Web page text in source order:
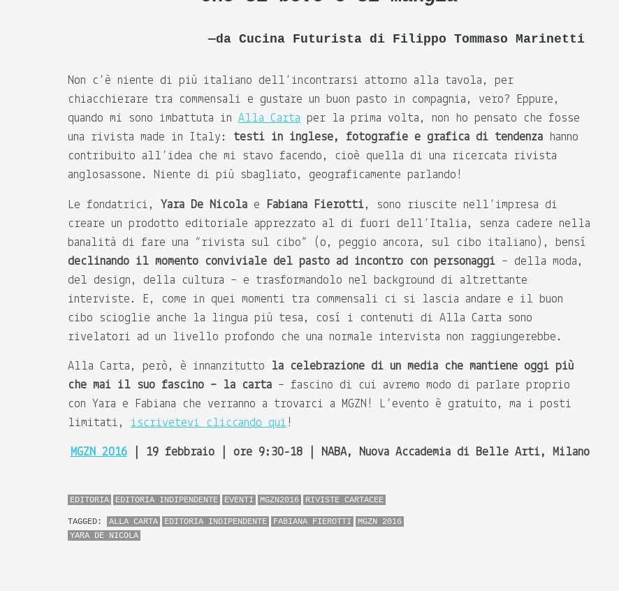
da Cucina Futurista di Filippo Tommaso Marinetti
Non c’è niente di più italiano dell’incontrarsi attorno alla tavola, per
chiacchierare tra commensali e gustare un buon pasto in compagnia, vero? Eppure,
quando mi sono imbattuta in Alla Carta per la prima volta, non ho pensato che fosse
una rivista made in Italy: testi in inglese, fotografie e grafica di tendenza hanno
contribuito all’idea che mi stavo facendo, cioè quella di una ricercata rivista
anglosassone. Niente di più sbagliato, geograficamente parlando!
Le fondatrici, Yara De Nicola e Fabiana Fierotti, sono riuscite nell’impresa di
creare un prodotto editoriale apprezzato al di fuori dell’Italia, senza cadere nella
banalità di fare una “rivista sul cibo” (o, peggio ancora, sul cibo italiano), bensì
declinando il momento conviviale del pasto ad incontro con personaggi – della moda,
del design, della cultura – e trasformandolo nel background di altrettante
interviste. E, come in quei momenti tra commensali ci si lascia andare e il buon
cibo scioglie anche la lingua più tesa, così i contenuti di Alla Carta sono
rivelatori ad un livello profondo che una normale intervista non raggiungerebbe.
Alla Carta, però, è innanzitutto
la celebrazione di un media che mantiene oggi più
che mai il suo fascino – la carta – fascino di cui avremo modo di parlare proprio
con Yara e Fabiana che verranno a trovarci a MGZN! L’evento è gratuito, ma i posti
limitati, iscrivetevi cliccando qui !
MGZN 2016| 19 febbraio | ore 9:30-18 | NABA, Nuova Accademia di Belle Arti, Milano
EDITORIA EDITORIA INDIPENDENTE EVENTI MGZN2016 RIVISTE CARTACEE
TAGGED: ALLA CARTA EDITORIA INDIPENDENTE FABIANA FIEROTTI
MGZN 2016
YARA DE NICOLA